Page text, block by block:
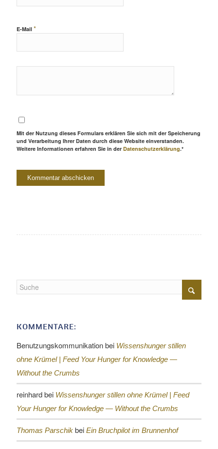
E-Mail *
Mit der Nutzung dieses Formulars erklären Sie sich mit der Speicherung
und Verarbeitung Ihrer Daten durch diese Website einverstanden.
Weitere Informationen erfahren Sie in der Datenschutzerklärung.*
KOMMENTARE:
Benutzungskommunikationbei Wissenshunger stillen
ohne Krümel | Feed Your Hunger for Knowledge —
Without the Crumbs
reinhardbei Wissenshunger stillen ohne Krümel | Feed
Your Hunger for Knowledge — Without the Crumbs
Thomas Parschikbei Ein Bruchpilot im Brunnenhof